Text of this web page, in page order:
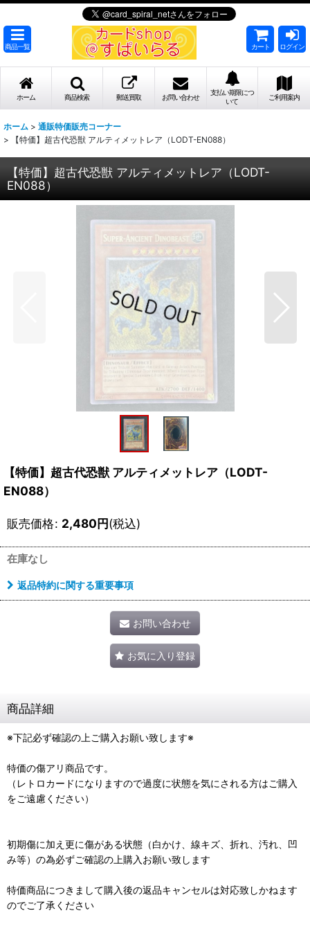
商品一覧 カート ログイン
ホーム 商品検索 郵送買取 お問い合わせ
支払い期限につ
いて
ご利用案内
ホーム > 通販特価販売コーナー
>
【特価】超古代恐獣 アルティメットレア（LODT-EN088）
【特価】超古代恐獣 アルティメットレア（LODT-
EN088）
【特価】超古代恐獣 アルティメットレア（LODT-
EN088）
販売価格: 2,480円(税込)
在庫なし
返品特約に関する重要事項
お問い合わせ
お気に入り登録
商品詳細
※下記必ず確認の上ご購入お願い致します※
特価の傷アリ商品です。
（レトロカードになりますので過度に状態を気にされる方はご購入
をご遠慮ください）
初期傷に加え更に傷がある状態（白かけ、線キズ、折れ、汚れ、凹
み等）の為必ずご確認の上購入お願い致します
特価商品につきまして購入後の返品キャンセルは対応致しかねます
のでご了承ください